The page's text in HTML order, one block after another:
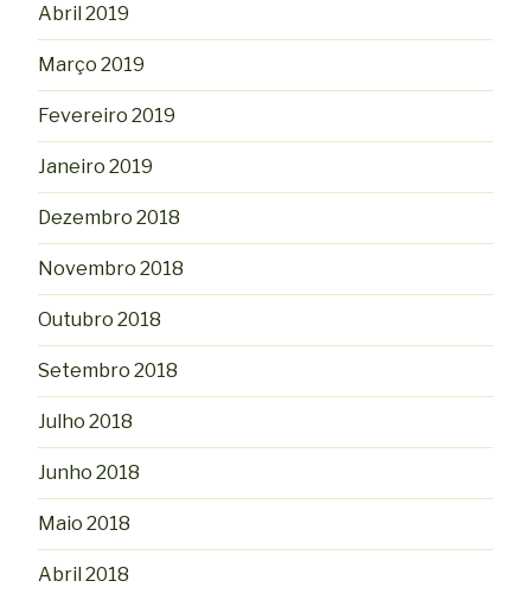
Abril 2019
Março 2019
Fevereiro 2019
Janeiro 2019
Dezembro 2018
Novembro 2018
Outubro 2018
Setembro 2018
Julho 2018
Junho 2018
Maio 2018
Abril 2018